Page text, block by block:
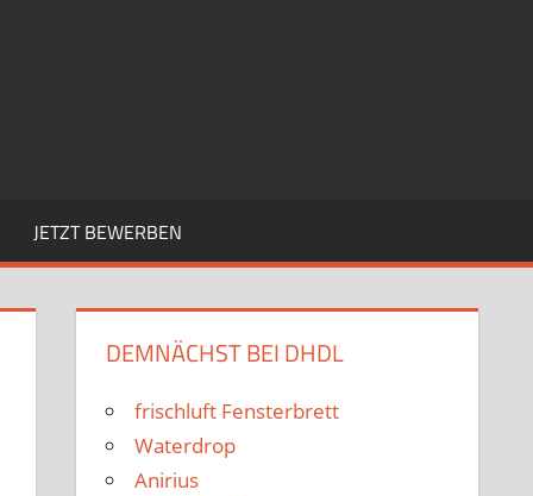
JETZT BEWERBEN
DEMNÄCHST BEI DHDL
frischluft Fensterbrett
Waterdrop
Anirius